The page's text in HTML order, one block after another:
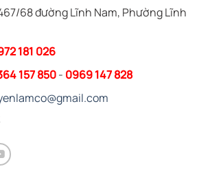
68 đường Lĩnh Nam, Phường Lĩnh
181 026
157 850- 0969 147 828